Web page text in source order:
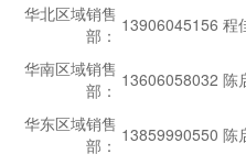
华北区域销售
部： 13906045156 程
华南区域销售
部： 13606058032 陈
华东区域销售
部： 13859990550 陈